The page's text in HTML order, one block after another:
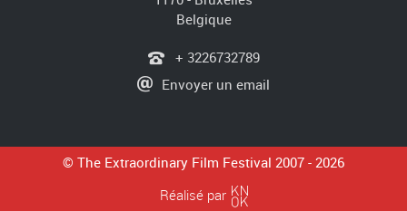
Belgique
+ 3226732789
Envoyer un email
© The Extraordinary Film Festival 2007 - 2026
Réalisé par